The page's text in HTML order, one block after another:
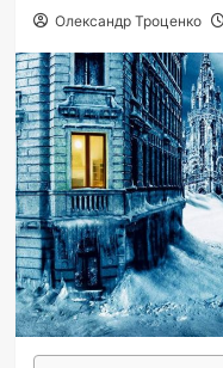
Олександр Троценко